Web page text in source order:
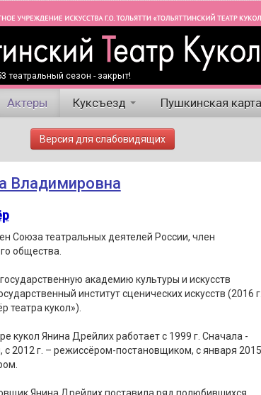
театральный сезон - закрыт!
Актеры Куксъезд Пушкинская карта
Версия для слабовидящих
Владимировна
Союза театральных деятелей России, член
общества.
академию культуры и искусств
институт сценических искусств (2016
театра кукол»).
кукол Янина Дрейлих работает с 1999 г. Сначала -
с 2012 г. – режиссёром-постановщиком, с января 2015